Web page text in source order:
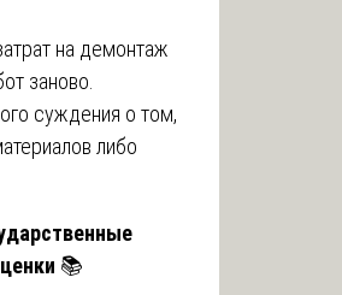
на демонтаж
заново.
суждения о том,
либо
📚